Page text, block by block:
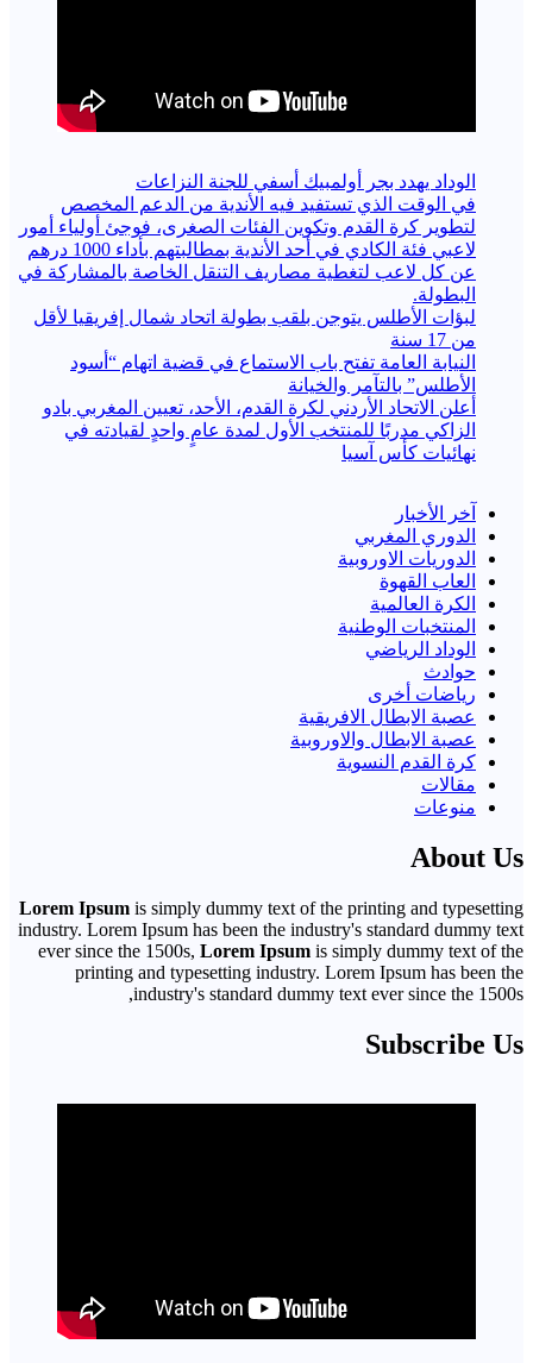
الوداد يهدد بجر أولمبيك أسفي للجنة النزاعات
في الوقت الذي تستفيد فيه الأندية من الدعم المخصص
لتطوير كرة القدم وتكوين الفئات الصغرى، فوجئ أولياء أمور
لاعبي فئة الكادي في أحد الأندية بمطالبتهم بأداء 1000 درهم
عن كل لاعب لتغطية مصاريف التنقل الخاصة بالمشاركة في
البطولة.
لبؤات الأطلس يتوجن بلقب بطولة اتحاد شمال إفريقيا لأقل
من 17 سنة
النيابة العامة تفتح باب الاستماع في قضية اتهام “أسود
الأطلس” بالتآمر والخيانة
أعلن الاتحاد الأردني لكرة القدم، الأحد، تعيين المغربي بادو
الزاكي مدربًا للمنتخب الأول لمدة عامٍ واحدٍ لقيادته ​في
نهائيات كأس آسيا
آخر الأخبار
الدوري المغربي
الدوريات الاوروبية
العاب القهوة
الكرة العالمية
المنتخبات الوطنية
الوداد الرياضي
حوادث
رياضات أخرى
عصبة الابطال الافريقية
عصبة الابطال والاوروبية
كرة القدم النسوية
مقالات
منوعات
About Us
Lorem Ipsum is simply dummy text of the printing and typesetting
industry. Lorem Ipsum has been the industry's standard dummy text
ever since the 1500s, Lorem Ipsum is simply dummy text of the
printing and typesetting industry. Lorem Ipsum has been the
industry's standard dummy text ever since the 1500s,
Subscribe Us